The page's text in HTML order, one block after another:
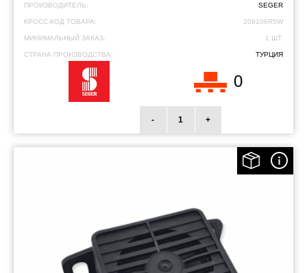
ПРОИЗВОДИТЕЛЬ: SEGER
КРОСС-КОД ТОВАРА: 209106R5W
МИНИМАЛЬНЫЙ ЗАКАЗ: 1 ШТ.
СТРАНА ПРОИЗВОДСТВА: ТУРЦИЯ
0
- +